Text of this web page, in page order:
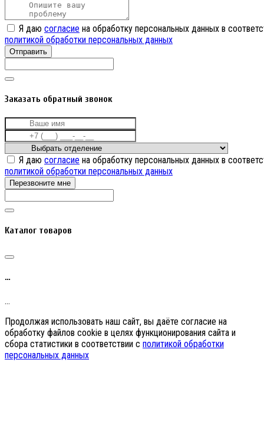
Я даю согласие на обработку персональных данных в
политикой обработки персональных данных
Отправить
Заказать обратный звонок
Я даю согласие на обработку персональных данных в
политикой обработки персональных данных
Перезвоните мне
Каталог товаров
…
…
Продолжая использовать наш сайт, вы даёте согласие на
обработку файлов cookie в целях функционирования сайта и
сбора статистики в соответствии с политикой обработки
персональных данных